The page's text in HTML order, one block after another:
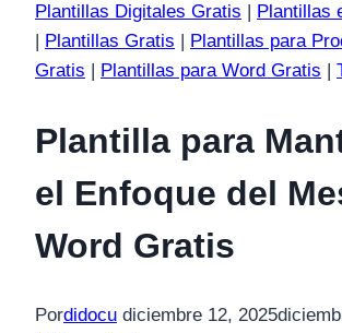
Plantillas Digitales Gratis
Plantillas
Plantillas Gratis
Plantillas para
Gratis
Plantillas para Word Gratis
Plantilla para
el Enfoque del
Word Gratis
Pordidocu diciembre 12, 2025